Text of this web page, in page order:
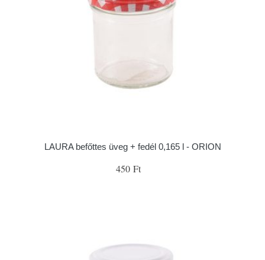
LAURA befőttes üveg + fedél 0,165 l - ORION
450 Ft